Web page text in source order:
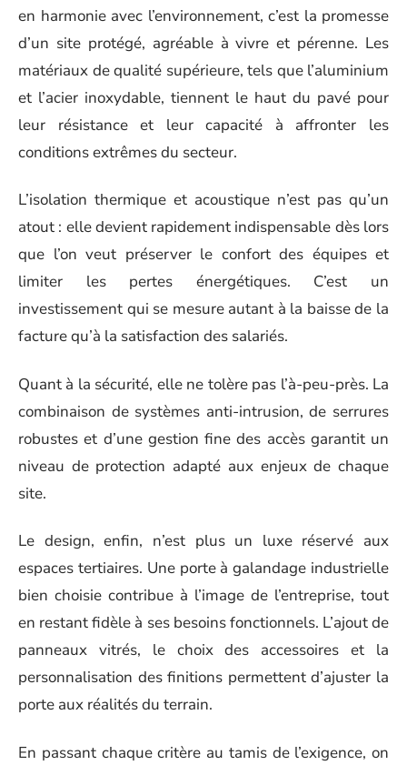
en harmonie avec l’environnement, c’est la promesse
d’un site protégé, agréable à vivre et pérenne. Les
matériaux de qualité supérieure, tels que l’aluminium
et l’acier inoxydable, tiennent le haut du pavé pour
leur résistance et leur capacité à affronter les
conditions extrêmes du secteur.
L’isolation thermique et acoustique n’est pas qu’un
atout : elle devient rapidement indispensable dès lors
que l’on veut préserver le confort des équipes et
limiter les pertes énergétiques. C’est un
investissement qui se mesure autant à la baisse de la
facture qu’à la satisfaction des salariés.
Quant à la sécurité, elle ne tolère pas l’à-peu-près. La
combinaison de systèmes anti-intrusion, de serrures
robustes et d’une gestion fine des accès garantit un
niveau de protection adapté aux enjeux de chaque
site.
Le design, enfin, n’est plus un luxe réservé aux
espaces tertiaires. Une porte à galandage industrielle
bien choisie contribue à l’image de l’entreprise, tout
en restant fidèle à ses besoins fonctionnels. L’ajout de
panneaux vitrés, le choix des accessoires et la
personnalisation des finitions permettent d’ajuster la
porte aux réalités du terrain.
En passant chaque critère au tamis de l’exigence, on